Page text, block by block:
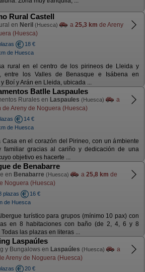
Rural Castell
en Neril (Huesca) a 25,3 km de Areny
(Huesca)
18 €
de Huesca
rural en el centro de los pirineos de Lleida y
entre los Valles de Benasque e Isábena en
y Boí y Arán en Lleida, ubicada ...
Batlle Laspaules
Rurales en Laspaules (Huesca)
a
de Areny de Noguera (Huesca)
14 €
de Huesca
Casa en el corazón del Pirineo, con un ámbiente
familiar gracias al cariño y dedicación de una
objetivo es hacerte ...
de Benabarre
en Benabarre (Huesca) a 25,8 km de
Noguera (Huesca)
plazas
16 €
de Huesca
turístico para grupos (mínimo 10 pax) con
en 8 habitaciones con baño (de 2, 4, 6 y 8
las plazas en literas ...
Laspaúles
y Bungalows en Laspaúles (Huesca)
a
Areny de Noguera (Huesca)
20 €